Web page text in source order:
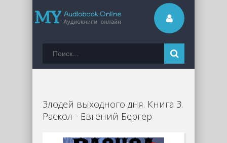
Злодей выходного дня. Книга 3.
Раскол - Евгений Бергер